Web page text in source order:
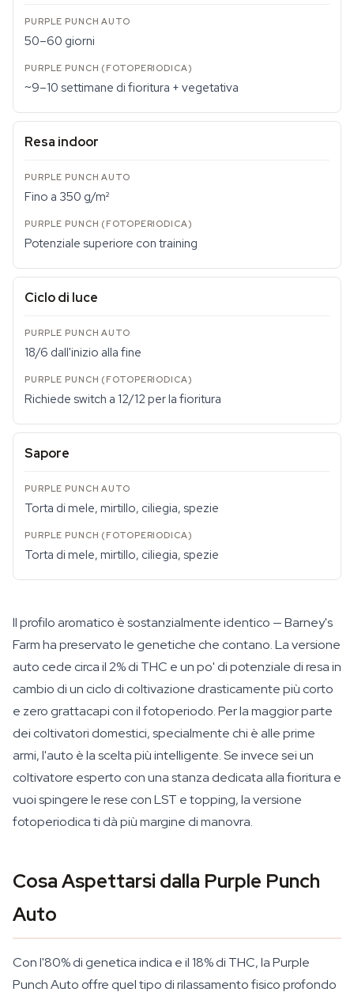
50–60 giorni
~9–10 settimane di fioritura + vegetativa
Resa indoor
Fino a 350 g/m²
Potenziale superiore con training
Ciclo di luce
18/6 dall'inizio alla fine
Richiede switch a 12/12 per la fioritura
Sapore
Torta di mele, mirtillo, ciliegia, spezie
Torta di mele, mirtillo, ciliegia, spezie
Il profilo aromatico è sostanzialmente identico — Barney's
Farm ha preservato le genetiche che contano. La versione
auto cede circa il 2% di THC e un po' di potenziale di resa in
cambio di un ciclo di coltivazione drasticamente più corto
e zero grattacapi con il fotoperiodo. Per la maggior parte
dei coltivatori domestici, specialmente chi è alle prime
armi, l'auto è la scelta più intelligente. Se invece sei un
coltivatore esperto con una stanza dedicata alla fioritura e
vuoi spingere le rese con LST e topping, la versione
fotoperiodica ti dà più margine di manovra.
Cosa Aspettarsi dalla Purple Punch
Auto
Con l'80% di genetica indica e il 18% di THC, la Purple
Punch Auto offre quel tipo di rilassamento fisico profondo